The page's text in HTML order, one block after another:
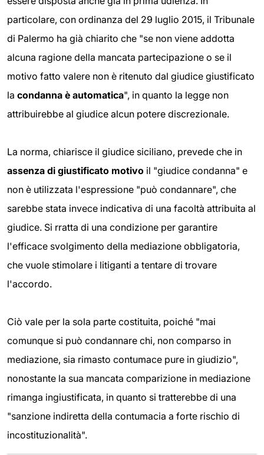
particolare, con ordinanza del 29 luglio 2015, il Tribunale
di Palermo ha già chiarito che "se non viene addotta
alcuna ragione della mancata partecipazione o se il
motivo fatto valere non è ritenuto dal giudice giustificato
la condanna è automatica", in quanto la legge non
attribuirebbe al giudice alcun potere discrezionale.
La norma, chiarisce il giudice siciliano, prevede che in
assenza di giustificato motivo il "giudice condanna" e
non è utilizzata l'espressione "può condannare", che
sarebbe stata invece indicativa di una facoltà attribuita al
giudice. Si rratta di una condizione per garantire
l'efficace svolgimento della mediazione obbligatoria,
che vuole stimolare i litiganti a tentare di trovare
l'accordo.
Ciò vale per la sola parte costituita, poiché "mai
comunque si può condannare chi, non comparso in
mediazione, sia rimasto contumace pure in giudizio",
nonostante la sua mancata comparizione in mediazione
rimanga ingiustificata, in quanto si tratterebbe di una
"sanzione indiretta della contumacia a forte rischio di
incostituzionalità".